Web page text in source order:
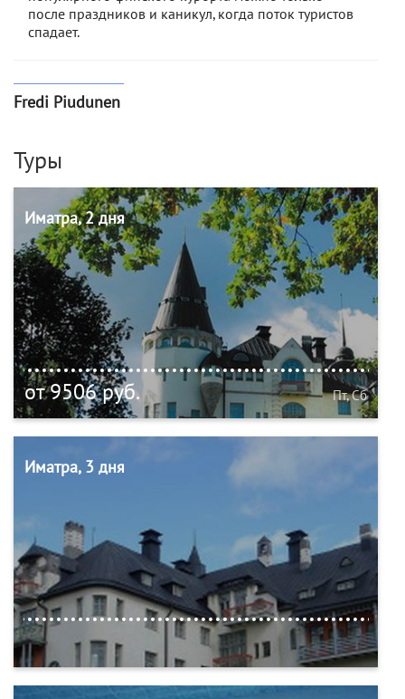
после праздников и каникул, когда поток туристов
спадает.
Fredi Piudunen
Туры
Иматра, 2 дня
от 9506 руб. Пт, Сб
Иматра, 3 дня